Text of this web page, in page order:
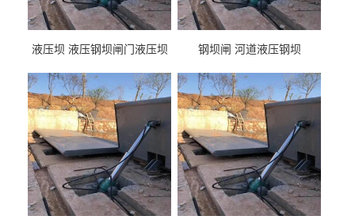
液压坝 液压钢坝闸门液压坝
钢坝闸 河道液压钢坝